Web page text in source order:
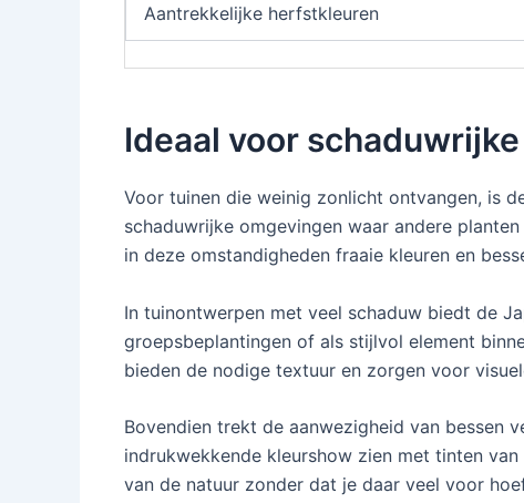
Aantrekkelijke herfstkleuren
Ideaal voor
Voor tuinen die weinig zonlicht ontvangen, is
schaduwrijke omgevingen waar andere
in deze omstandigheden fraaie kleuren en
In tuinontwerpen met veel schaduw biedt de
groepsbeplantingen of als stijlvol element
bieden de nodige textuur en zorgen voor
Bovendien trekt de aanwezigheid van bessen
indrukwekkende kleurshow zien met tinten
van de natuur zonder dat je daar veel voor